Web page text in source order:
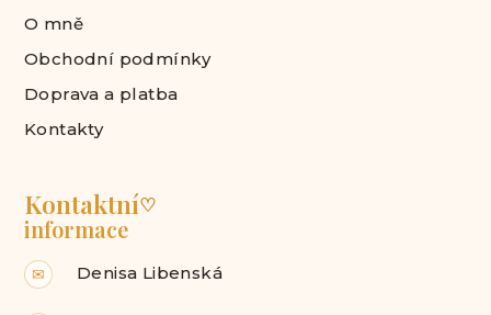
O mně
Obchodní podmínky
Doprava a platba
Kontakty
Kontaktní♡
informace
✉ Denisa Libenská